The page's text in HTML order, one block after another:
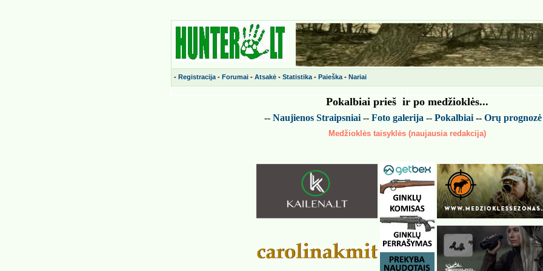
- Registracija - Forumai - Atsakė - Statistika - Paieška - Nariai
Pokalbiai prieš ir po medžioklės...
-- Naujienos Straipsniai -- Foto galerija -- Pokalbiai -- Orų prognozė
Medžioklės taisyklės (naujausia redakcija)